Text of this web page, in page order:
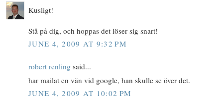
Kusligt!
Stå på dig, och hoppas det löser sig snart!
JUNE 4, 2009 AT 9:32 PM
robert renling said...
har mailat en vän vid google, han skulle se över det.
JUNE 4, 2009 AT 10:02 PM